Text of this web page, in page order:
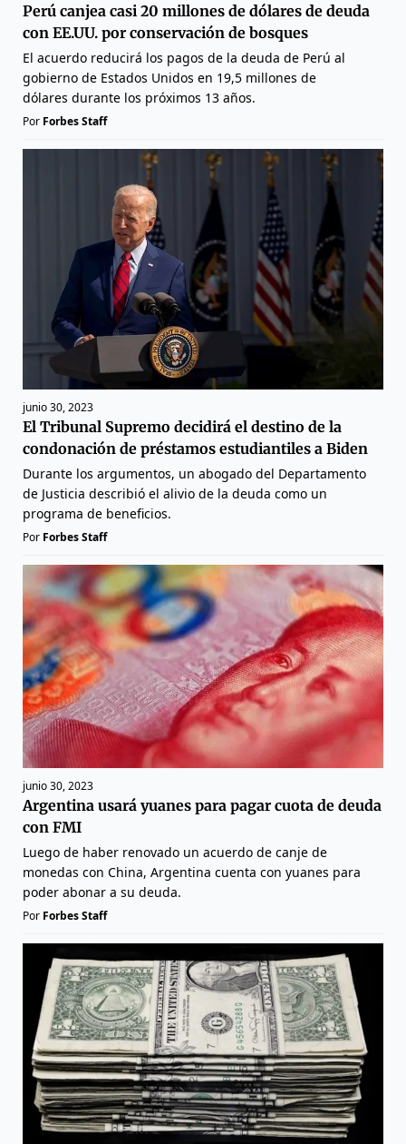
Perú canjea casi 20 millones de dólares de deuda
con EE.UU. por conservación de bosques
El acuerdo reducirá los pagos de la deuda de Perú al
gobierno de Estados Unidos en 19,5 millones de
dólares durante los próximos 13 años.
Por Forbes Staff
junio 30, 2023
El Tribunal Supremo decidirá el destino de la
condonación de préstamos estudiantiles a Biden
Durante los argumentos, un abogado del Departamento
de Justicia describió el alivio de la deuda como un
programa de beneficios.
Por Forbes Staff
junio 30, 2023
Argentina usará yuanes para pagar cuota de deuda
con FMI
Luego de haber renovado un acuerdo de canje de
monedas con China, Argentina cuenta con yuanes para
poder abonar a su deuda.
Por Forbes Staff